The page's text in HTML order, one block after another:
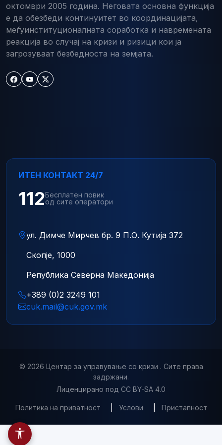
октомври 2005 година. Неговата основна функција
е да обезбеди континуитет во координацијата,
меѓуинституционалната соработка и навремената
реакција во случај на кризи и ризици кои ја
загрозуваат безбедноста на земјата.
ИТЕН КОНТАКТ 24/7
112Бесплатен повик
од сите оператори
ул. Димче Мирчев бр. 9 П.О. Кутија 372
Скопје, 1000
Република Северна Македонија
+389 (0)2 3249 101
cuk.mail@cuk.gov.mk
© 2026 Центар за управување со кризи . Сите права
задржани.
Лиценцирано под CC BY-SA 4.0
Политика на приватност Услови Пристапност